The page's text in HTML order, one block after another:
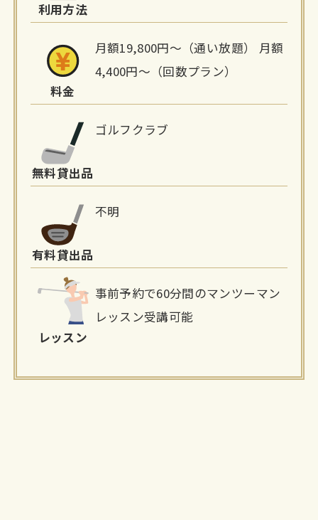
報 利用方法
料金
月額19,800円〜（通い放題） 月額
4,400円〜（回数プラン）
無料貸出品
ゴルフクラブ
有料貸出品
不明
レッスン
事前予約で60分間のマンツーマン
レッスン受講可能